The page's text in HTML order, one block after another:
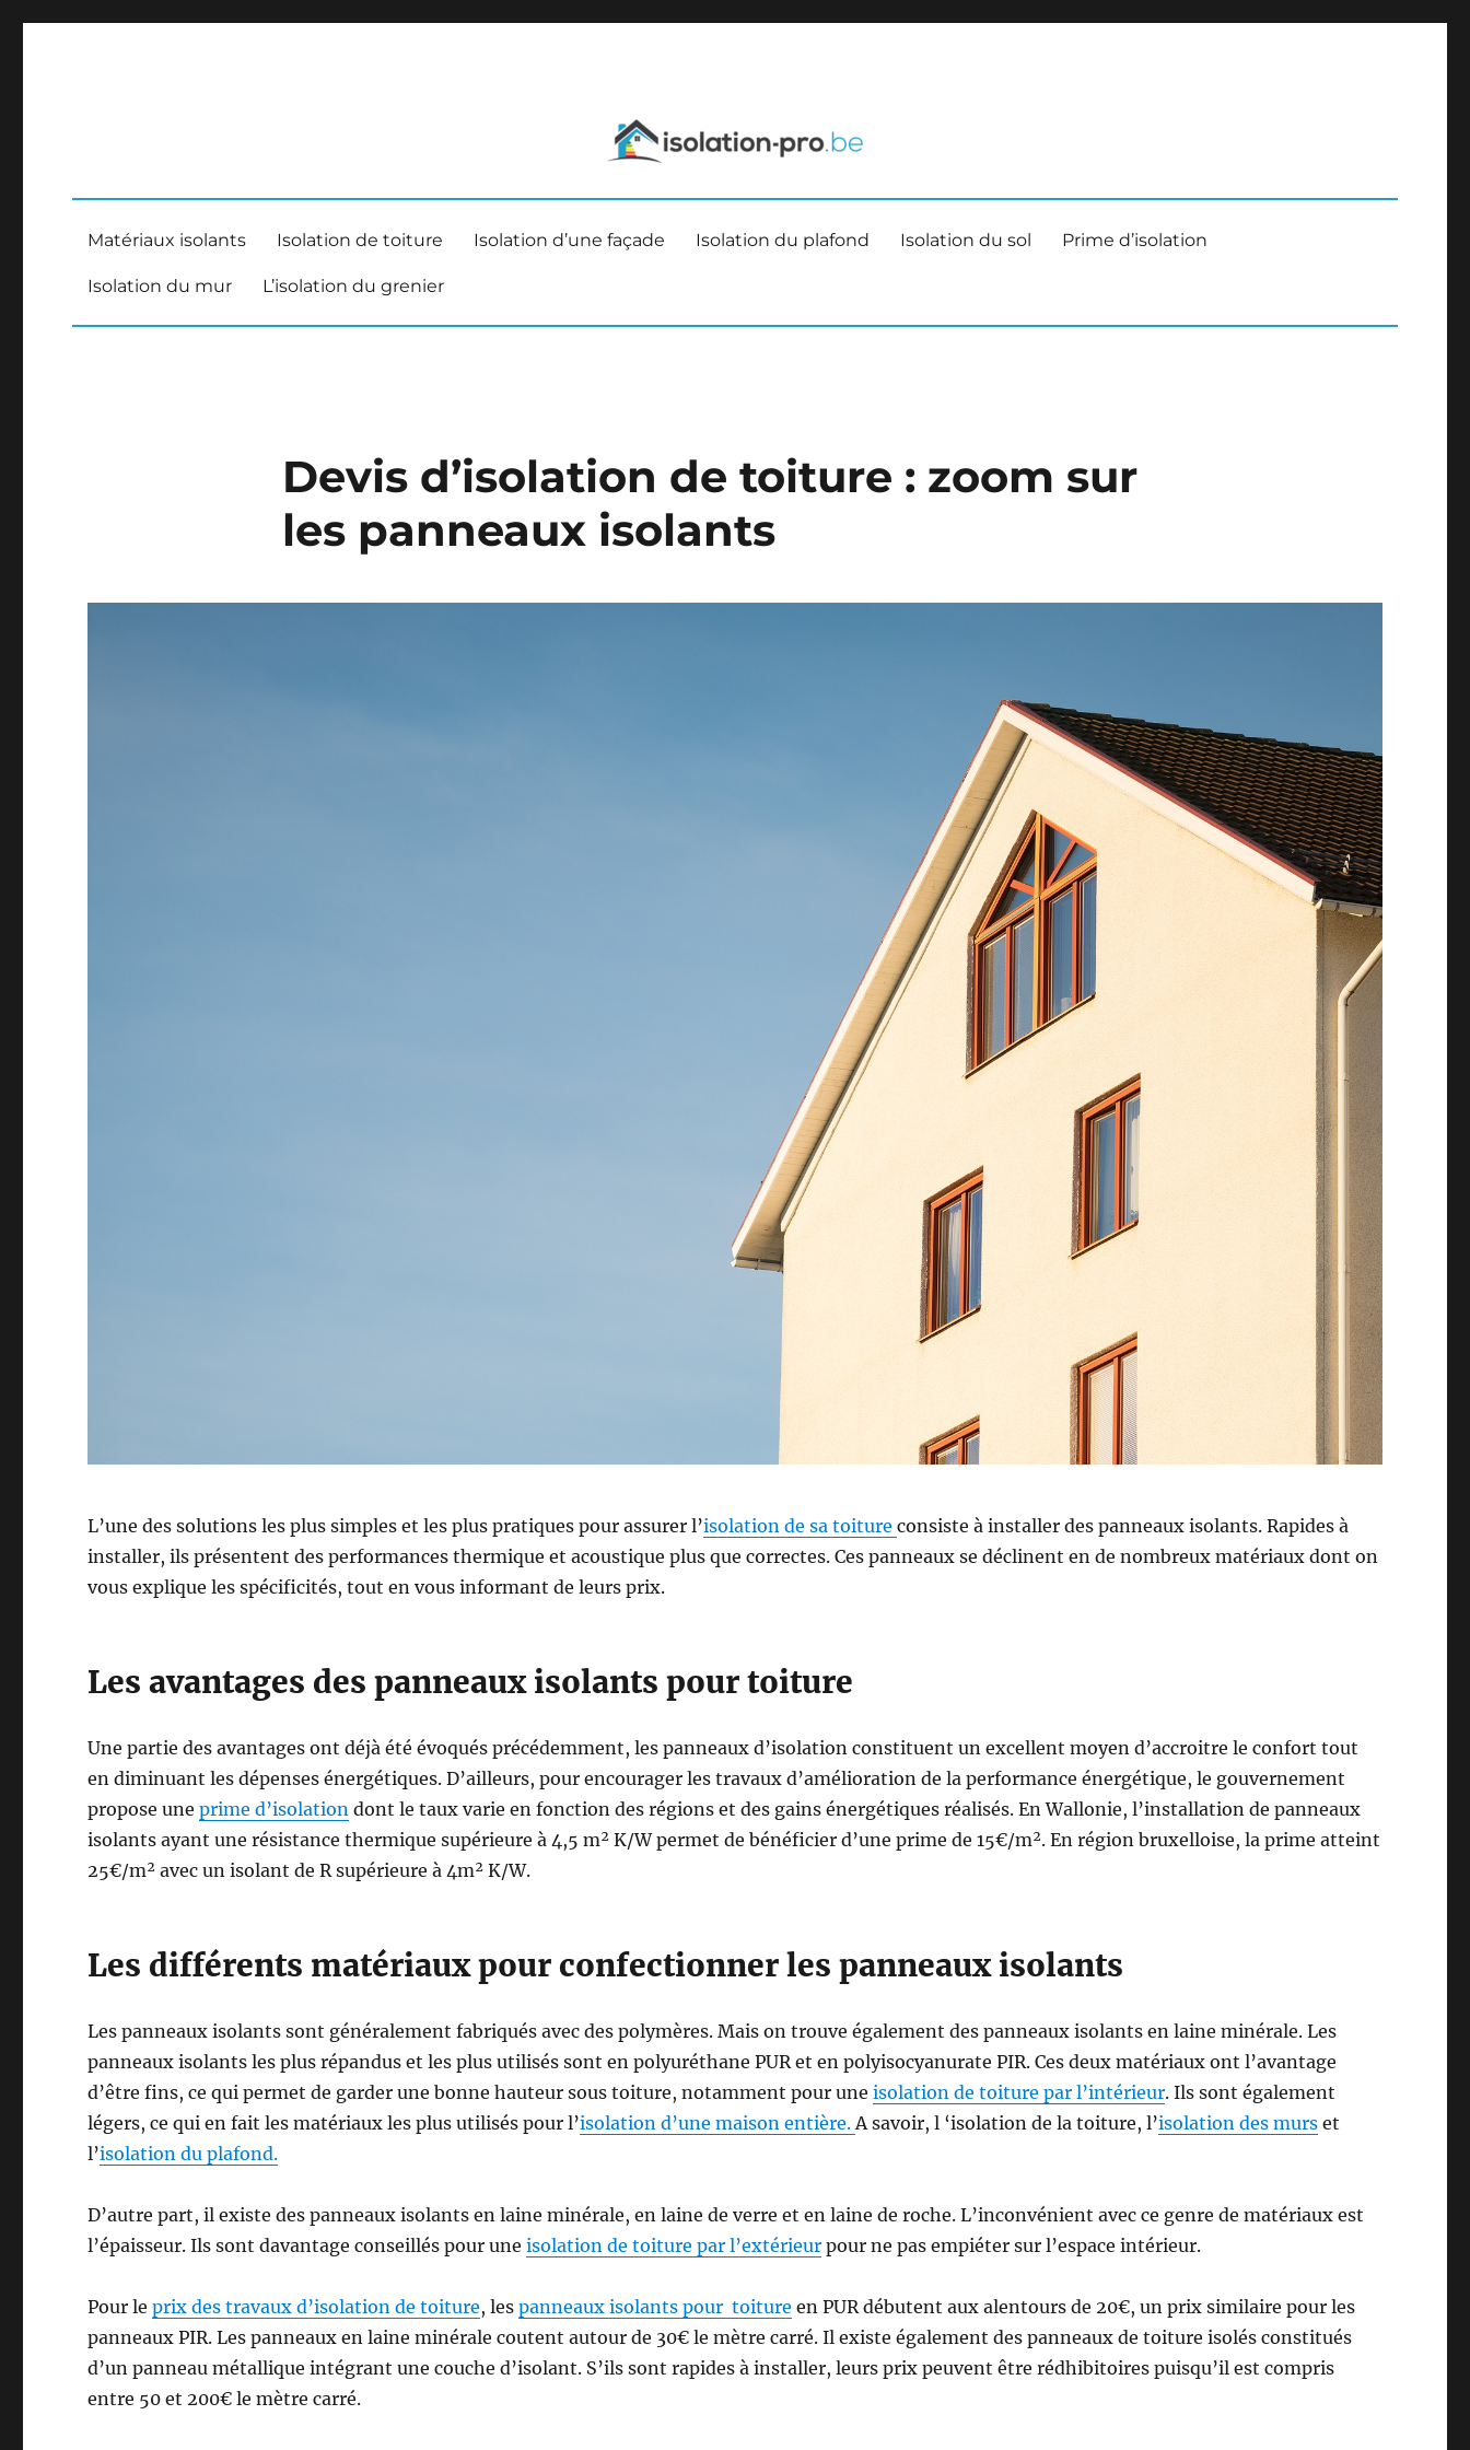
Isolation-pro.be
Matériaux isolants Isolation de toiture Isolation d’une façade Isolation du plafond Isolation du sol Prime d’isolation
Isolation du mur L’isolation du grenier
Devis d’isolation de toiture : zoom sur
les panneaux isolants
L’une des solutions les plus simples et les plus pratiques pour assurer l’isolation de sa toitureconsiste à installer des panneaux isolants. Rapides à
installer, ils présentent des performances thermique et acoustique plus que correctes. Ces panneaux se déclinent en de nombreux matériaux dont on
vous explique les spécificités, tout en vous informant de leurs prix.
Les avantages des panneaux isolants pour toiture
Une partie des avantages ont déjà été évoqués précédemment, les panneaux d’isolation constituent un excellent moyen d’accroitre le confort tout
en diminuant les dépenses énergétiques. D’ailleurs, pour encourager les travaux d’amélioration de la performance énergétique, le gouvernement
propose uneprime d’isolation dont le taux varie en fonction des régions et des gains énergétiques réalisés. En Wallonie, l’installation de panneaux
isolants ayant une résistance thermique supérieure à 4,5 m² K/W permet de bénéficier d’une prime de 15€/m². En région bruxelloise, la prime atteint
25€/m² avec un isolant de R supérieure à 4m² K/W.
Les différents matériaux pour confectionner les panneaux isolants
Les panneaux isolants sont généralement fabriqués avec des polymères. Mais on trouve également des panneaux isolants en laine minérale. Les
panneaux isolants les plus répandus et les plus utilisés sont en polyuréthane PUR et en polyisocyanurate PIR. Ces deux matériaux ont l’avantage
d’être fins, ce qui permet de garder une bonne hauteur sous toiture, notamment pour uneisolation de toiture par l’intérieur. Ils sont également
légers, ce qui en fait les matériaux les plus utilisés pour l’isolation d’une maison entière. A savoir, l ‘isolation de la toiture, l’isolation des murs et
l’isolation du plafond.
D’autre part, il existe des panneaux isolants en laine minérale, en laine de verre et en laine de roche. L’inconvénient avec ce genre de matériaux est
l’épaisseur. Ils sont davantage conseillés pour uneisolation de toiture par l’extérieur pour ne pas empiéter sur l’espace intérieur.
Pour leprix des travaux d’isolation de toiture, lespanneaux isolants pour toiture en PUR débutent aux alentours de 20€, un prix similaire pour les
panneaux PIR. Les panneaux en laine minérale coutent autour de 30€ le mètre carré. Il existe également des panneaux de toiture isolés constitués
d’un panneau métallique intégrant une couche d’isolant. S’ils sont rapides à installer, leurs prix peuvent être rédhibitoires puisqu’il est compris
entre 50 et 200€ le mètre carré.